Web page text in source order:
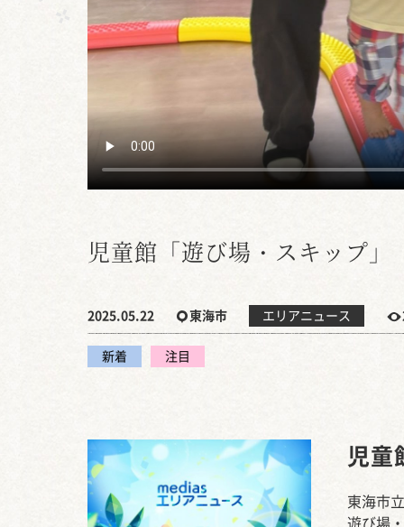
児童館「遊び場・スキップ」
2025.05.22 東海市 エリアニュース
新着 注目
児童
東海市
遊び場